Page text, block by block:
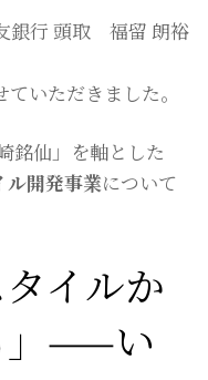
銀行 頭取 福留 朗裕
いただきました。
銘仙」を軸とした
ル開発事業について
タイルか
」——い